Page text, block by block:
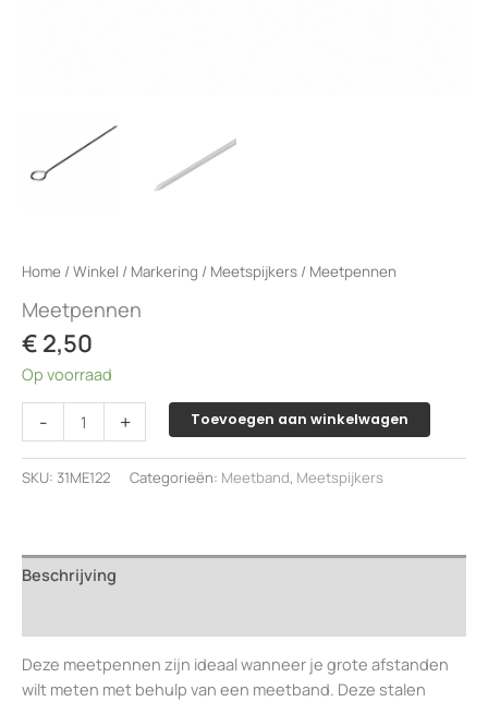
Home /Winkel / Markering / Meetspijkers / Meetpennen
Meetpennen
€ 2,50
Op voorraad
-
Meetpennen
aantal
+ Toevoegen aan winkelwagen
SKU: 31ME122 Categorieën: Meetband, Meetspijkers
Beschrijving
Deze meetpennen zijn ideaal wanneer je grote afstanden
wilt meten met behulp van een meetband. Deze stalen